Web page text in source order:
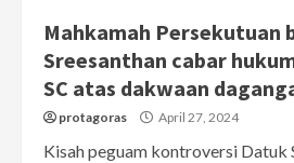
Mahkamah Persekutuan
Sreesanthan cabar
SC atas dakwaan
protagoras April 27, 2024
Kisah peguam kontroversi Datuk